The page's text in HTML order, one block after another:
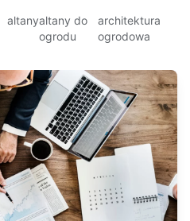
altanyaltany do
ogrodu
architektura
ogrodowa